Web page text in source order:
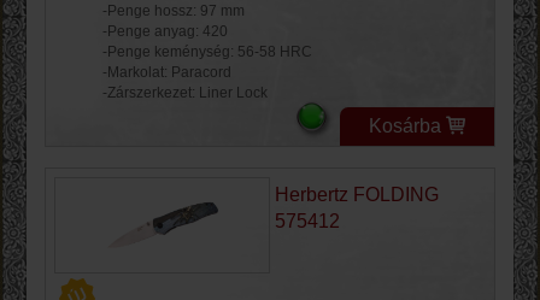
-Penge hossz: 97 mm
-Penge anyag: 420
-Penge keménység: 56-58 HRC
-Markolat: Paracord
-Zárszerkezet: Liner Lock
Kosárba
Herbertz FOLDING
575412